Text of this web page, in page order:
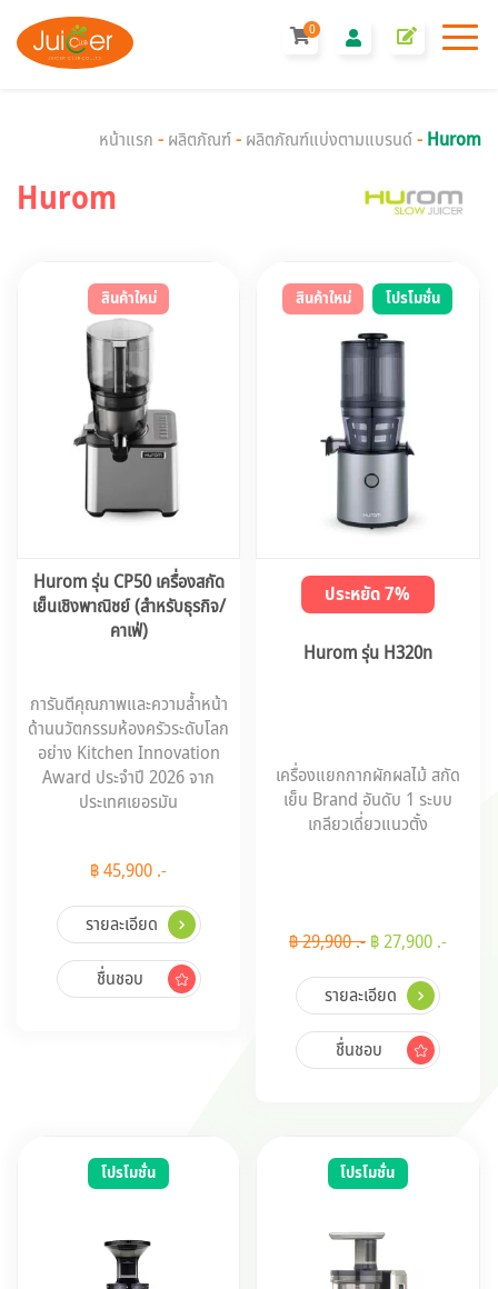
0
หน้าแรก - ผลิตภัณฑ์- ผลิตภัณฑ์แบ่งตามแบรนด์- Hurom
Hurom
สินค้าใหม่
Hurom รุ่น CP50 เครื่องสกัด
เย็นเชิงพาณิชย์ (สำหรับธุรกิจ/
คาเฟ่)
การันตีคุณภาพและความล้ำหน้า
ด้านนวัตกรรมห้องครัวระดับโลก
อย่าง Kitchen Innovation
Award ประจำปี 2026 จาก
ประเทศเยอรมัน
฿ 45,900 .-
รายละเอียด
ชื่นชอบ
สินค้าใหม่ โปรโมชั่น
ประหยัด 7%
Hurom รุ่น H320n
เครื่องแยกกากผักผลไม้ สกัด
เย็น Brand อันดับ 1 ระบบ
เกลียวเดี่ยวแนวตั้ง
฿ 29,900 .- ฿ 27,900 .-
รายละเอียด
ชื่นชอบ
โปรโมชั่น โปรโมชั่น